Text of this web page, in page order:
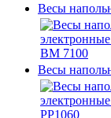
Весы
Весы